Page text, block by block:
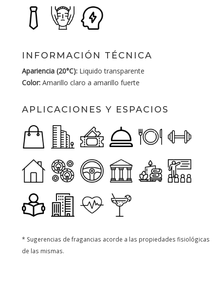
INFORMACIÓN TÉCNICA
Apariencia (20°C): Liquido transparente
Color: Amarillo claro a amarillo fuerte
APLICACIONES Y ESPACIOS
* Sugerencias de fragancias acorde a las propiedades fisiológicas
de las mismas.